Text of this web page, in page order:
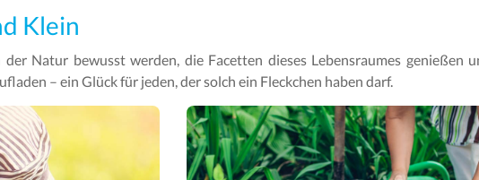
Klein
Natur bewusst werden, die Facetten dieses Lebensraumes genießen
– ein Glück für jeden, der solch ein Fleckchen haben darf.